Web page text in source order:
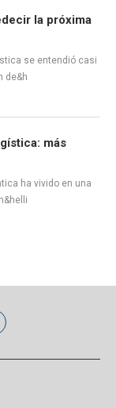
la próxima
se entendió casi
de&h
más
ha vivido en una